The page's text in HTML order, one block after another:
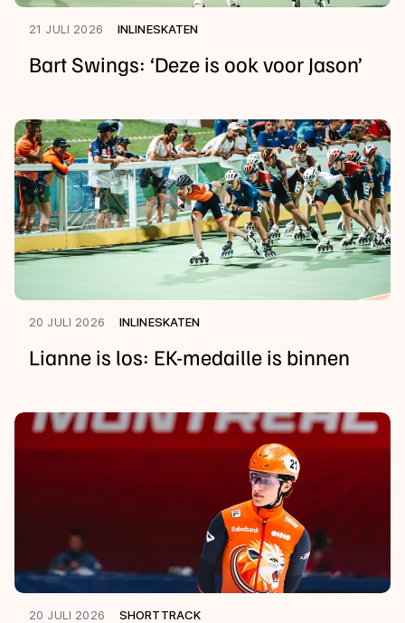
21 JULI 2026 INLINESKATEN
Bart Swings: ‘Deze is ook voor Jason’
20 JULI 2026 INLINESKATEN
Lianne is los: EK-medaille is binnen
20 JULI 2026 SHORTTRACK